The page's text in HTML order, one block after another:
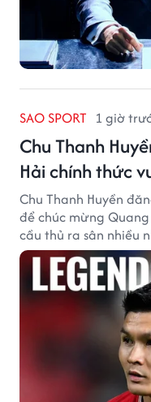
SAO SPORT 1 giờ
Chu Thanh
Hải chính thức
Chu Thanh Huyền
để chúc mừng
cầu thủ ra sân nhiều